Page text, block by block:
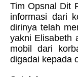
Tim Opsnal Dit
informasi dari
dirinya telah
yakni Elisabeth
mobil dari
digadai kepada